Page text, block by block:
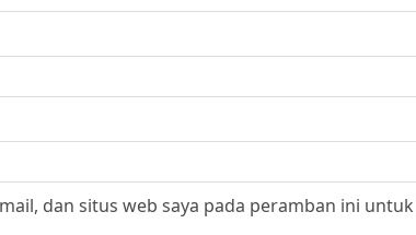
dan situs web saya pada peramban ini